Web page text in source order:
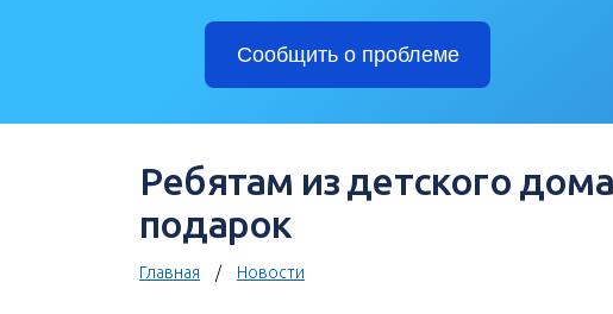
Сообщить о проблеме
Ребятам из детского
подарок
Главная Новости